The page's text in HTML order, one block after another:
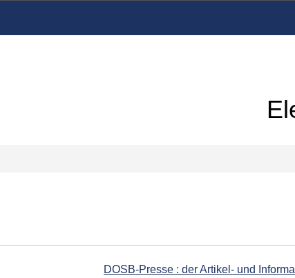
DOSB-Presse : der Artikel- und